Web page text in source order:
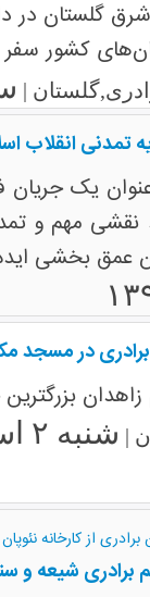
کشور سفر
|
تمدنی انقلاب
یک
مهم و
عمق بخشی
در مسجد
زاهدان
| شنبه ۲ اسفند ۱۳۹۳
از کارخانه نئوپان
برادری شیعه